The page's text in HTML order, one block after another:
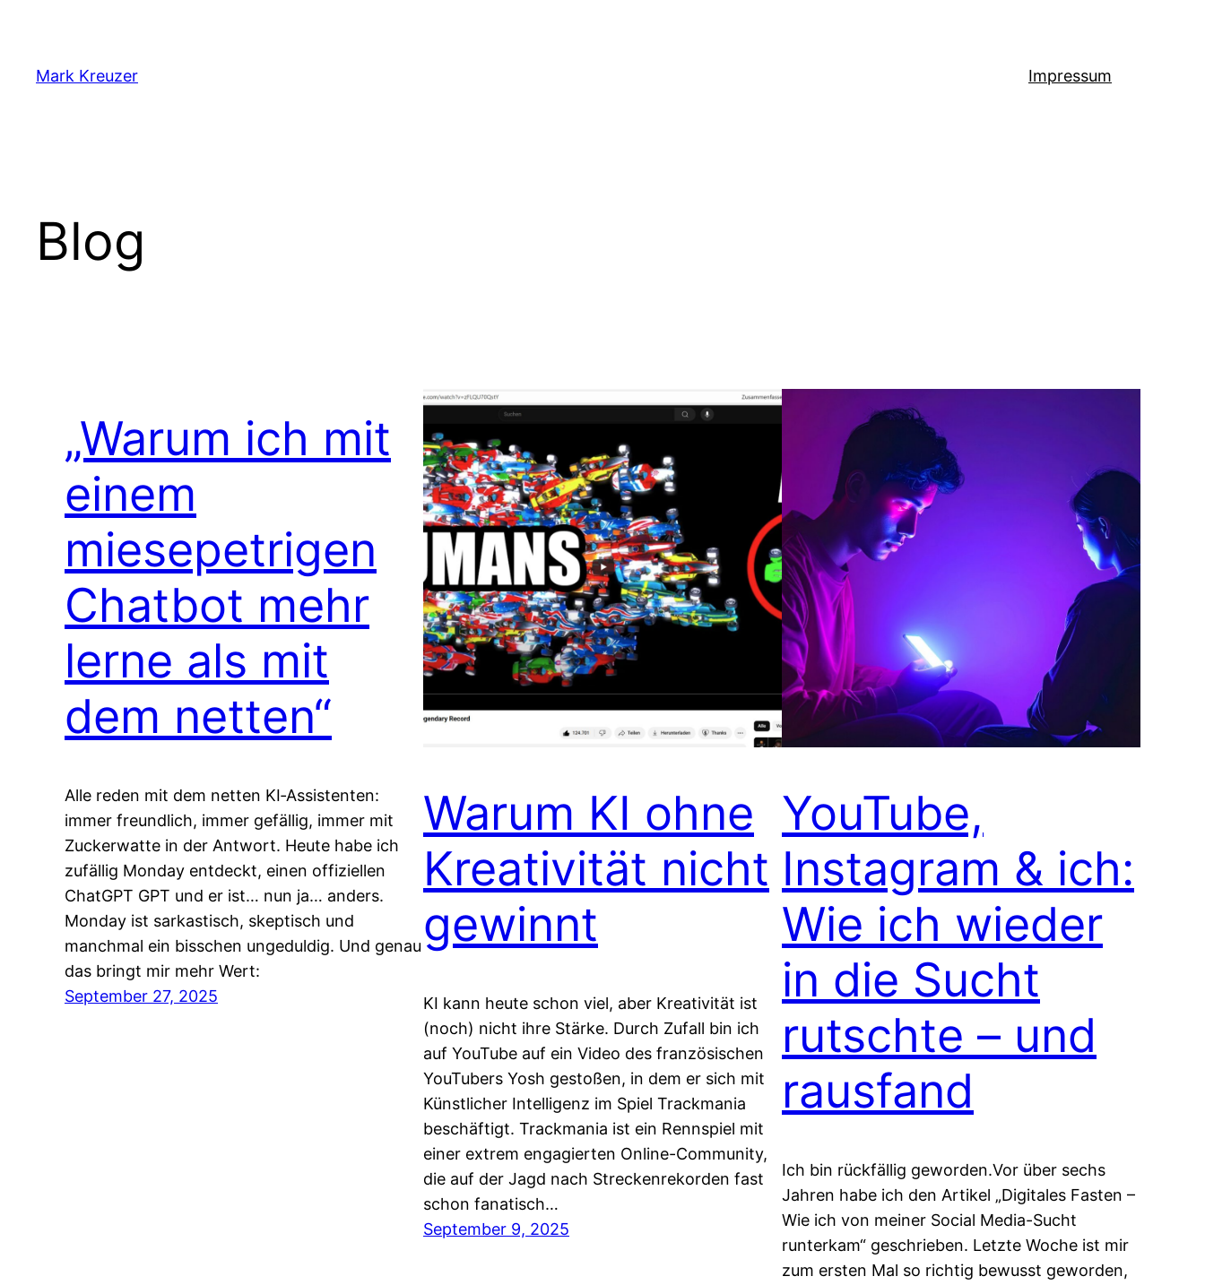
springen
Mark Kreuzer Impressum
Blog
„Warum ich mit
einem
miesepetrigen
Chatbot mehr
lerne als mit
dem netten“
Alle reden mit dem netten KI‑Assistenten:
immer freundlich, immer gefällig, immer mit
Zuckerwatte in der Antwort. Heute habe ich
zufällig Monday entdeckt, einen offiziellen
ChatGPT GPT und er ist… nun ja… anders.
Monday ist sarkastisch, skeptisch und
manchmal ein bisschen ungeduldig. Und genau
das bringt mir mehr Wert:
September 27, 2025
Warum KI ohne
Kreativität nicht
gewinnt
KI kann heute schon viel, aber Kreativität ist
(noch) nicht ihre Stärke. Durch Zufall bin ich
auf YouTube auf ein Video des französischen
YouTubers Yosh gestoßen, in dem er sich mit
Künstlicher Intelligenz im Spiel Trackmania
beschäftigt. Trackmania ist ein Rennspiel mit
einer extrem engagierten Online-Community,
die auf der Jagd nach Streckenrekorden fast
schon fanatisch…
September 9, 2025
YouTube,
Instagram & ich:
Wie ich wieder
in die Sucht
rutschte – und
rausfand
Ich bin rückfällig geworden.Vor über sechs
Jahren habe ich den Artikel „Digitales Fasten –
Wie ich von meiner Social Media-Sucht
runterkam“ geschrieben. Letzte Woche ist mir
zum ersten Mal so richtig bewusst geworden,